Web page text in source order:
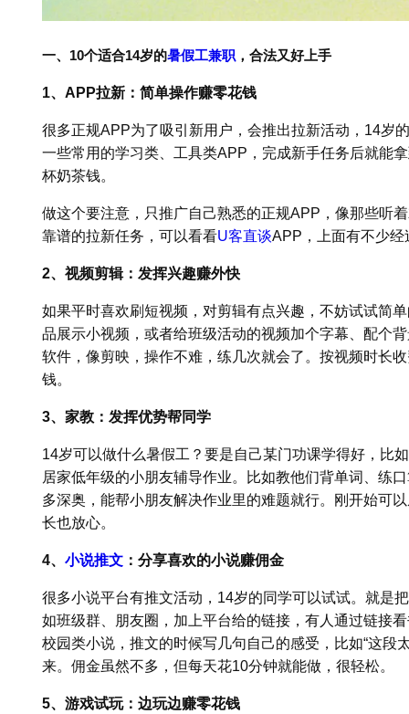
一、10个适合14岁的暑假工兼职 ，合法又好上手
1、APP拉新：简单操作赚零花钱
很多正规APP为了吸引新用户，会推出拉新活动，14岁
一些常用的学习类、工具类APP，完成新手任务后就能
杯奶茶钱。
做这个要注意，只推广自己熟悉的正规APP，像那些听
靠谱的拉新任务，可以看看U客直谈APP，上面有不少
2、视频剪辑：发挥兴趣赚外快
如果平时喜欢刷短视频，对剪辑有点兴趣，不妨试试简
品展示小视频，或者给班级活动的视频加个字幕、配个
软件，像剪映，操作不难，练几次就会了。按视频时长
钱。
3、家教：发挥优势帮同学
14岁可以做什么暑假工？要是自己某门功课学得好，比
居家低年级的小朋友辅导作业。比如教他们背单词、练
多深奥，能帮小朋友解决作业里的难题就行。刚开始可
长也放心。
4、 小说推文 ：分享喜欢的小说赚佣金
很多小说平台有推文活动，14岁的同学可以试试。就是
如班级群、朋友圈，加上平台给的链接，有人通过链接
校园类小说，推文的时候写几句自己的感受，比如“这段
来。佣金虽然不多，但每天花10分钟就能做，很轻松。
5、游戏试玩：边玩边赚零花钱